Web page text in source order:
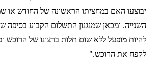
יבוצעו האם במחציתו הראשונה של החודש או
להיות מופעל ללא שום תלות ברצונו של הרוכש
לקפח את הרוכש."